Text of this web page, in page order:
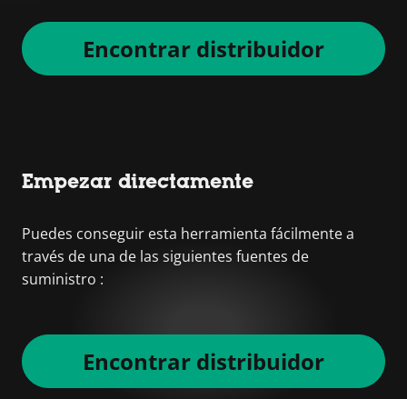
Encontrar distribuidor
Empezar directamente
Puedes conseguir esta herramienta fácilmente a
través de una de las siguientes fuentes de
suministro :
Encontrar distribuidor